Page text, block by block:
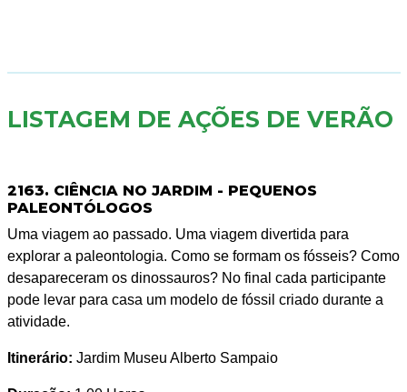
LISTAGEM DE AÇÕES DE VERÃO
2163. CIÊNCIA NO JARDIM - PEQUENOS
PALEONTÓLOGOS
Uma viagem ao passado. Uma viagem divertida para
explorar a paleontologia. Como se formam os fósseis? Como
desapareceram os dinossauros? No final cada participante
pode levar para casa um modelo de fóssil criado durante a
atividade.
Itinerário: Jardim Museu Alberto Sampaio